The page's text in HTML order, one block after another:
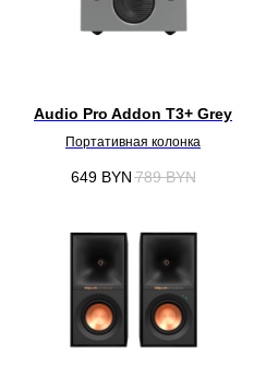
Audio Pro Addon T3+ Grey
Портативная колонка
649 BYN 789 BYN